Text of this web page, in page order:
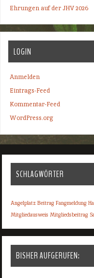
Ehrungen auf der JHV 2026
LOGIN
Anmelden
Eintrags-Feed
Kommentar-Feed
WordPress.org
SCHLAGWÖRTER
Angelplatz Beitrag Fangmeldung
Mitgliedausweis Mitgliedsbeitrag
BISHER AUFGERUFEN: